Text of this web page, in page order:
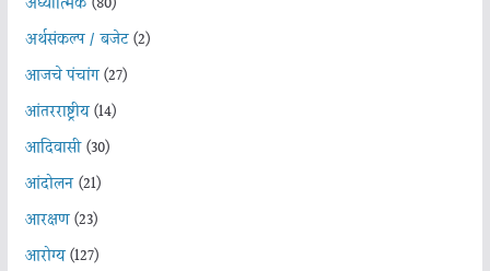
अर्थसंकल्प / बजेट(2)
आजचे पंचांग(27)
आंतरराष्ट्रीय(14)
आदिवासी(30)
आंदोलन(21)
आरक्षण(23)
आरोग्य(127)